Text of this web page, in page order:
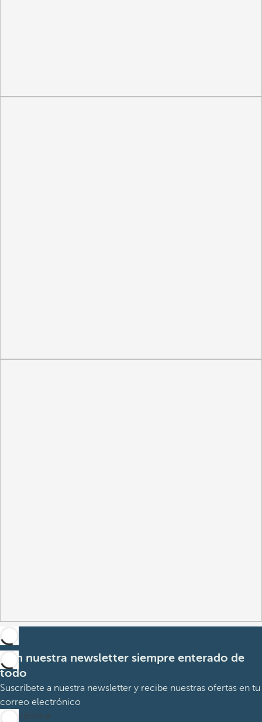
Con nuestra newsletter siempre enterado de
todo
Suscríbete a nuestra newsletter y recibe nuestras ofertas en tu
correo electrónico
Suscribirme